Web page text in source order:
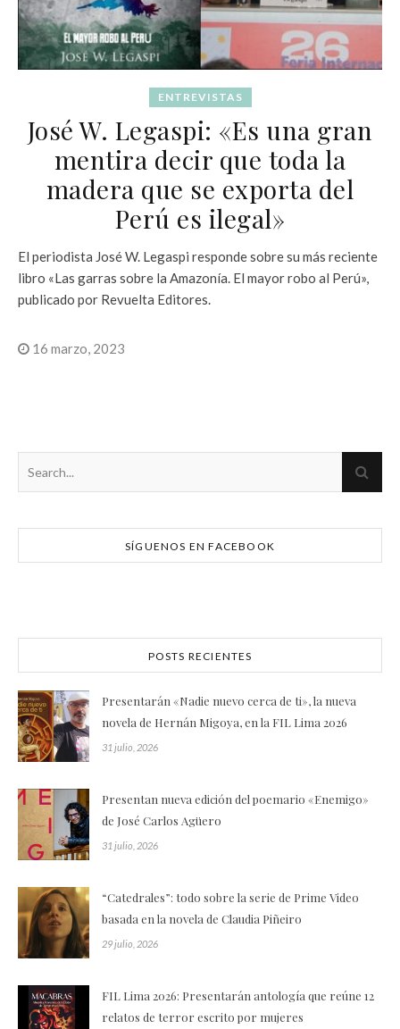
ENTREVISTAS
José W. Legaspi: «Es una gran
mentira decir que toda la
madera que se exporta del
Perú es ilegal»
El periodista José W. Legaspi responde sobre su más reciente
libro «Las garras sobre la Amazonía. El mayor robo al Perú»,
publicado por Revuelta Editores.
16 marzo, 2023
SÍGUENOS EN FACEBOOK
POSTS RECIENTES
Presentarán «Nadie nuevo cerca de ti», la nueva
novela de Hernán Migoya, en la FIL Lima 2026
31 julio, 2026
Presentan nueva edición del poemario «Enemigo»
de José Carlos Agüero
31 julio, 2026
“Catedrales”: todo sobre la serie de Prime Video
basada en la novela de Claudia Piñeiro
29 julio, 2026
FIL Lima 2026: Presentarán antología que reúne 12
relatos de terror escrito por mujeres